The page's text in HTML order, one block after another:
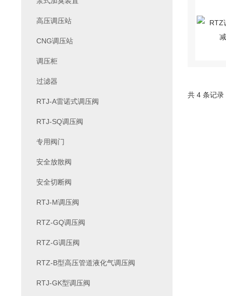
共 4 条记
高压调压站
CNG调压站
调压柜
过滤器
RTJ-A雷诺式调压阀
RTJ-SQ调压阀
专用阀门
安全放散阀
安全切断阀
RTJ-M调压阀
RTZ-GQ调压阀
RTZ-G调压阀
RTZ-B型高压管道液化气调压阀
RTJ-GK型调压阀